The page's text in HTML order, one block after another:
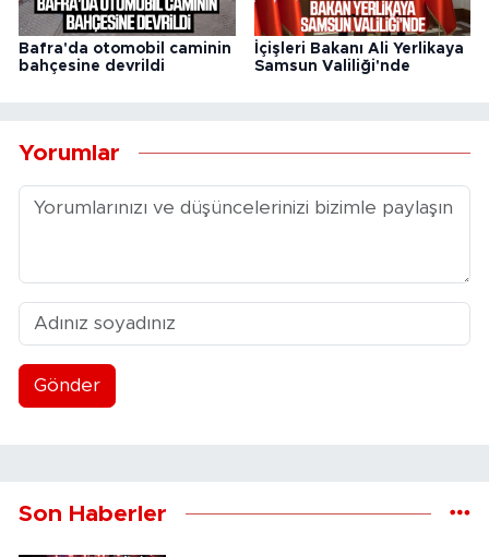
Bafra'da otomobil caminin
bahçesine devrildi
İçişleri Bakanı Ali Yerlikaya
Samsun Valiliği'nde
Yorumlar
Gönder
Son Haberler